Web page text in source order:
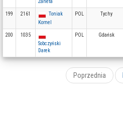
Żaneta
199 2161
Toniak
Kornel
POL Tychy
200
1035
Sobczyński
Darek
POL Gdańsk
Poprzednia